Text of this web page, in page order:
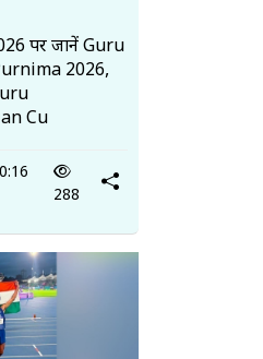
पर जानें Guru
2026,
Cu
288